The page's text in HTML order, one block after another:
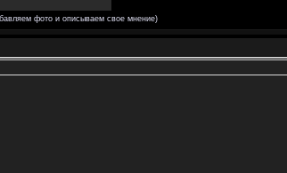
фото и описываем свое мнение)